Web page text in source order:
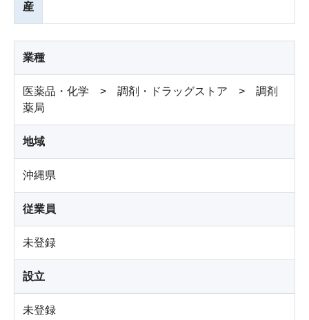
産
業種
医薬品・化学 > 調剤・ドラッグストア > 調剤
薬局
地域
沖縄県
従業員
未登録
設立
未登録